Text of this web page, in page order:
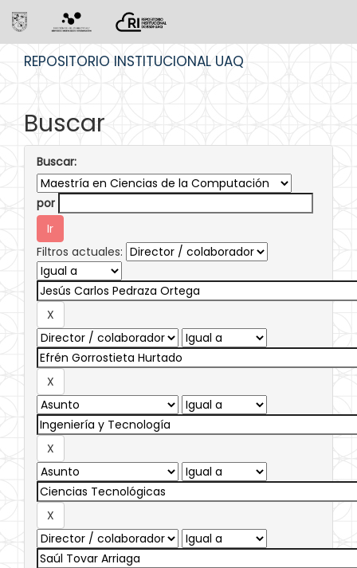
REPOSITORIO INSTITUCIONAL UAQ
Buscar
Buscar:
por
Filtros actuales: